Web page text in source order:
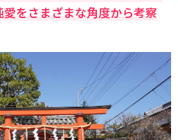
をさまざまな角度から考察